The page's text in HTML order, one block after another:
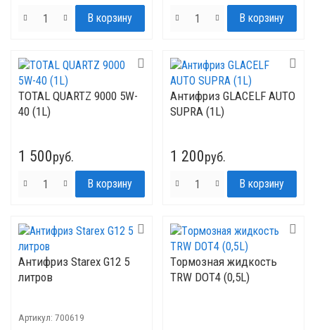
TOTAL QUARTZ 9000 5W-
40 (1L)
1 500руб.
Антифриз GLACELF AUTO
SUPRA (1L)
1 200руб.
Антифриз Starex G12 5
литров
Артикул: 700619
Tормозная жидкость
TRW DOT4 (0,5L)